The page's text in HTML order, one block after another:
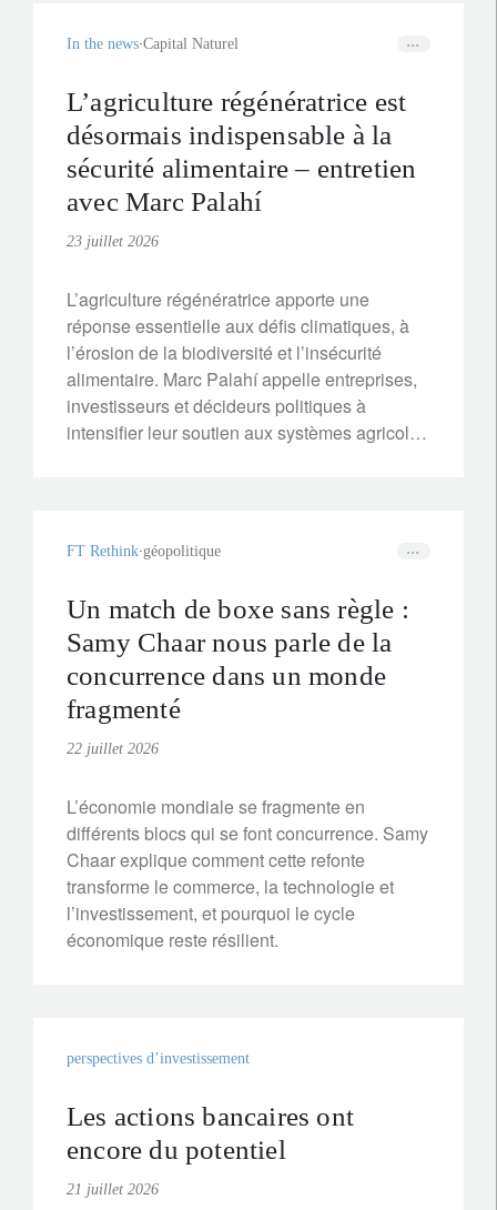
In the news Capital Naturel
L’agriculture régénératrice est
désormais indispensable à la
sécurité alimentaire – entretien
avec Marc Palahí
23 juillet 2026
L’agriculture régénératrice apporte une
réponse essentielle aux défis climatiques, à
l’érosion de la biodiversité et l’insécurité
alimentaire. Marc Palahí appelle entreprises,
investisseurs et décideurs politiques à
intensifier leur soutien aux systèmes agricoles
FT Rethink géopolitique
Un match de boxe sans règle :
Samy Chaar nous parle de la
concurrence dans un monde
fragmenté
22 juillet 2026
L’économie mondiale se fragmente en
différents blocs qui se font concurrence. Samy
Chaar explique comment cette refonte
transforme le commerce, la technologie et
l’investissement, et pourquoi le cycle
économique reste résilient.
perspectives d’investissement
Les actions bancaires ont
encore du potentiel
21 juillet 2026